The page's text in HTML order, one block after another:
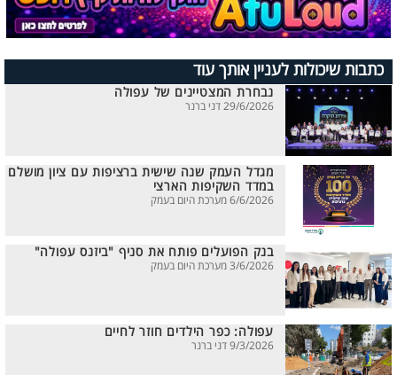
כתבות שיכולות לעניין אותך עוד
נבחרת המצטיינים של עפולה
29/6/2026 דני ברנר
מגדל העמק שנה שישית ברציפות עם ציון מושלם
במדד השקיפות הארצי
6/6/2026 מערכת היום בעמק
בנק הפועלים פותח את סניף "ביזנס עפולה"
3/6/2026 מערכת היום בעמק
עפולה: כפר הילדים חוזר לחיים
9/3/2026 דני ברנר